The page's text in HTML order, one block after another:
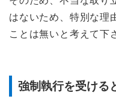
はないため、特別な理
ことは無いと考えて下
強制執行を受ける